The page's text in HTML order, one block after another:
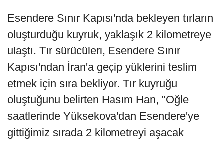
Esendere Sınır Kapısı'nda bekleyen tırların
oluşturduğu kuyruk, yaklaşık 2 kilometreye
ulaştı. Tır sürücüleri, Esendere Sınır
Kapısı'ndan İran'a geçip yüklerini teslim
etmek için sıra bekliyor. Tır kuyruğu
oluştuğunu belirten Hasım Han, "Öğle
saatlerinde Yüksekova'dan Esendere'ye
gittiğimiz sırada 2 kilometreyi aşacak